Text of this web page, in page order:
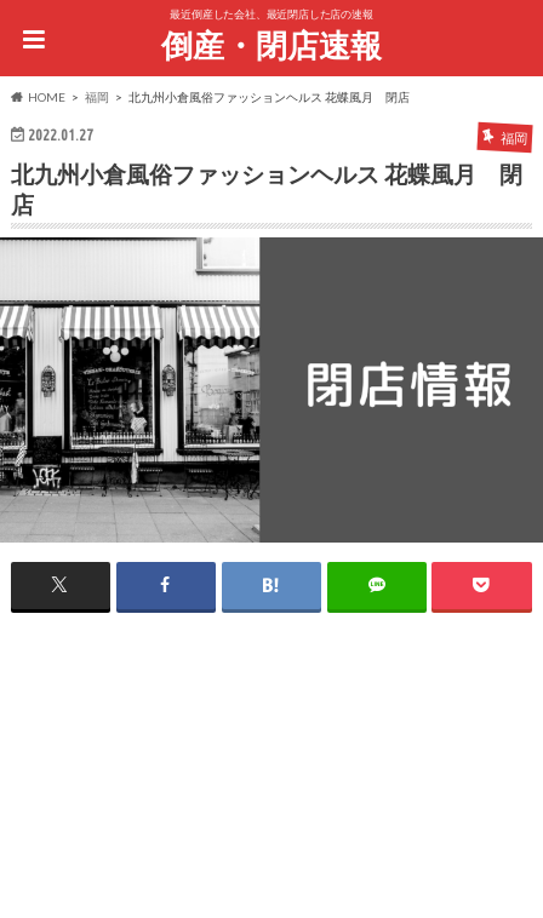
最近倒産した会社、最近閉店した店の速報
倒産・閉店速報
HOME 福岡 北九州小倉風俗ファッションヘルス 花蝶風月 閉店
2022.01.27 福岡
北九州小倉風俗ファッションヘルス 花蝶風月 閉
店